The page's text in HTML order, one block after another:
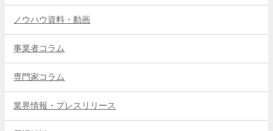
ノウハウ資料・動画
事業者コラム
専門家コラム
業界情報・プレスリリース